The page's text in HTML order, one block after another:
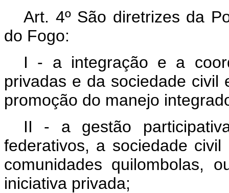
Art. 4º São diretrizes da
do Fogo:
I - a integração e a
privadas e da sociedade
promoção do manejo
II - a gestão
federativos, a sociedade
comunidades quilombolas,
iniciativa privada;